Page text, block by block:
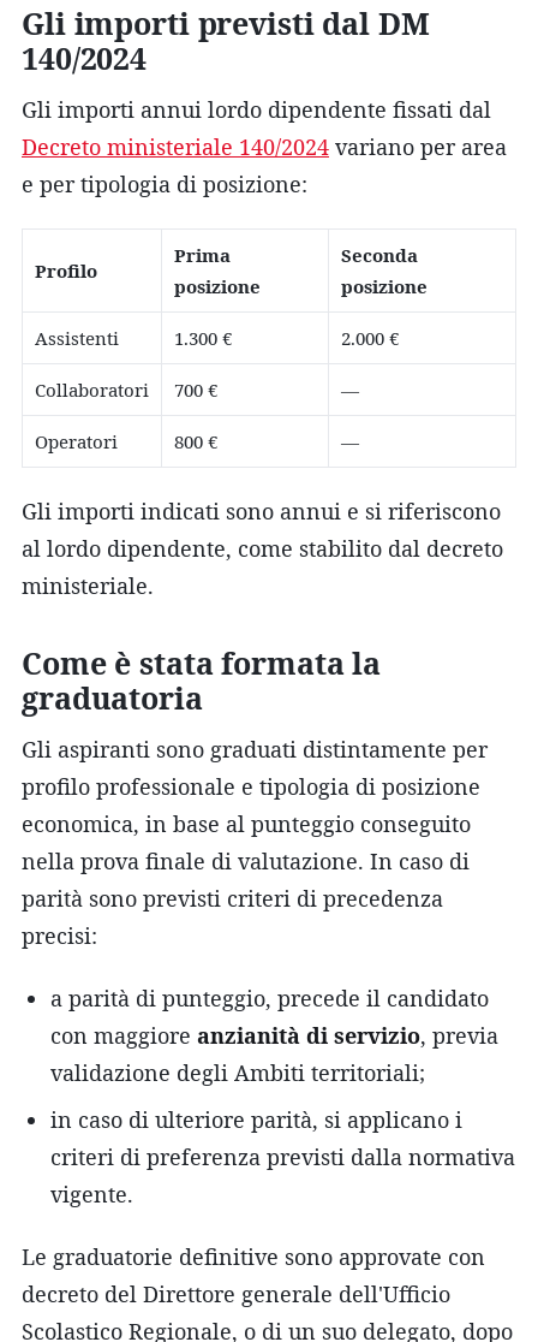
Gli importi previsti dal DM
140/2024
Gli importi annui lordo dipendente fissati dal
Decreto ministeriale 140/2024 variano per area
e per tipologia di posizione:
Profilo
Prima
posizione
Seconda
posizione
Assistenti 1.300 € 2.000 €
Collaboratori 700 € —
Operatori 800 € —
Gli importi indicati sono annui e si riferiscono
al lordo dipendente, come stabilito dal decreto
ministeriale.
Come è stata formata la
graduatoria
Gli aspiranti sono graduati distintamente per
profilo professionale e tipologia di posizione
economica, in base al punteggio conseguito
nella prova finale di valutazione. In caso di
parità sono previsti criteri di precedenza
precisi:
a parità di punteggio, precede il candidato
con maggiore anzianità di servizio, previa
validazione degli Ambiti territoriali;
in caso di ulteriore parità, si applicano i
criteri di preferenza previsti dalla normativa
vigente.
Le graduatorie definitive sono approvate con
decreto del Direttore generale dell'Ufficio
Scolastico Regionale, o di un suo delegato, dopo